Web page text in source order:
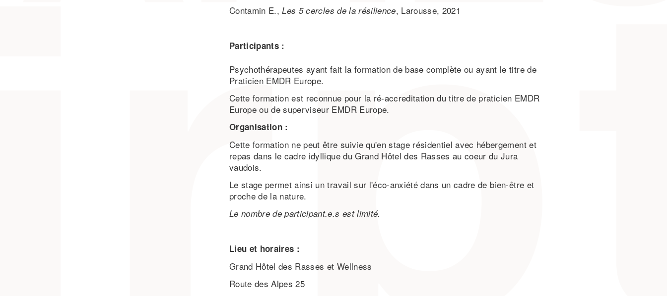
Contamin E.,Les 5 cercles de la résilience, Larousse, 2021
Participants :
Psychothérapeutes ayant fait la formation de base complète ou ayant le titre de
Praticien EMDR Europe.
Cette formation est reconnue pour la ré-accreditation du titre de praticien EMDR
Europe ou de superviseur EMDR Europe.
Organisation :
Cette formation ne peut être suivie qu'en stage résidentiel avec hébergement et
repas dans le cadre idyllique du Grand Hôtel des Rasses au coeur du Jura
vaudois.
Le stage permet ainsi un travail sur l'éco-anxiété dans un cadre de bien-être et
proche de la nature.
Le nombre de participant.e.s est limité.
Lieu et horaires :
Grand Hôtel des Rasses et Wellness
Route des Alpes 25